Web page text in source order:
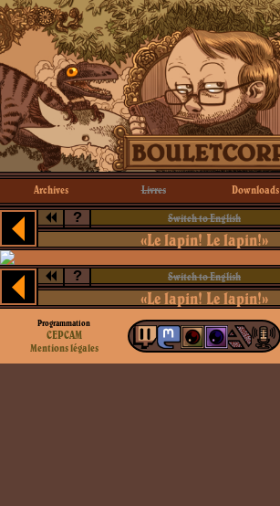
Archives Livres Downloads
? Switch to English
«Le lapin! Le lapin!»
? Switch to English
«Le lapin! Le lapin!»
Programmation
CEPCAM
Mentions légales